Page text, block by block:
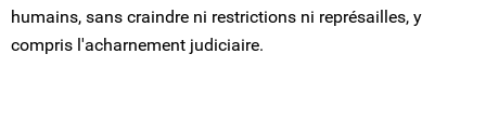
humains, sans craindre ni restrictions ni représailles, y
compris l'acharnement judiciaire.